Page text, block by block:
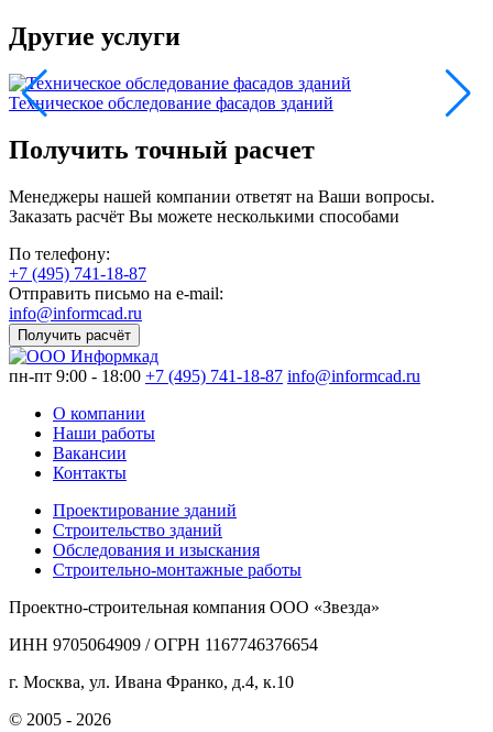
Другие услуги
Техническое обследование фасадов зданий
Получить точный расчет
Менеджеры нашей компании ответят на Ваши вопросы.
Заказать расчёт Вы можете несколькими способами
По телефону:
+7 (495) 741-18-87
Отправить письмо на e-mail:
info@informcad.ru
Получить расчёт
пн-пт 9:00 - 18:00 +7 (495) 741-18-87 info@informcad.ru
О компании
Наши работы
Вакансии
Контакты
Проектирование зданий
Строительство зданий
Обследования и изыскания
Строительно-монтажные работы
Проектно-строительная компания ООО «Звезда»
ИНН 9705064909 / ОГРН 1167746376654
г. Москва, ул. Ивана Франко, д.4, к.10
© 2005 - 2026